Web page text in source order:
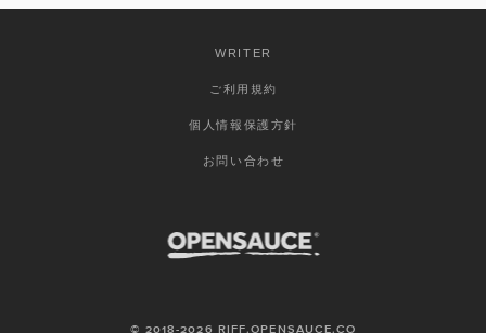
WRITER
ご利用規約
個人情報保護方針
お問い合わせ
© 2018-2026 RIFF.OPENSAUCE.CO